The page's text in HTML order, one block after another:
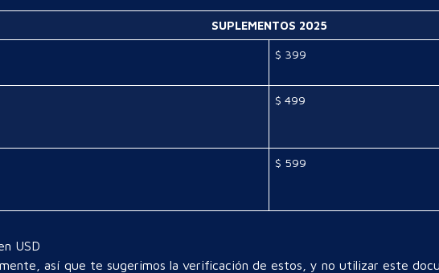
SUPLEMENTOS 2025
$ 399
$ 499
$ 599
USD
así que te sugerimos la verificación de estos, y no utilizar este